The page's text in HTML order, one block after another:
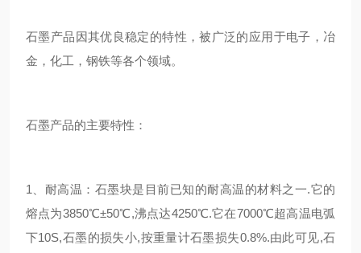
石墨产品因其优良稳定的特性，被广泛的应用于电子，冶
金，化工，钢铁等各个领域。
石墨产品的主要特性：
1、耐高温：石墨块是目前已知的耐高温的材料之一.它的
熔点为3850℃±50℃,沸点达4250℃.它在7000℃超高温电弧
下10S,石墨的损失小,按重量计石墨损失0.8%.由此可见,石